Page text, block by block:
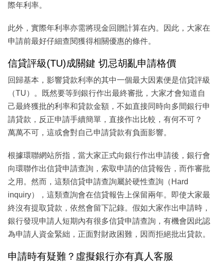
際年利率。
此外，實際年利率亦需將現金回贈計算在內。因此，大家在
申請前最好仔細查閱獲得相關優惠的條件。
信貸評級(TU)成關鍵 切忌胡亂申請格價
回歸基本，影響貸款利率的其中一個最大因素便是信貸評級
（TU）。既然要等到銀行作出最終審批，大家才會知道自
己最終獲批的利率和貸款金額，不如直接同時向多間銀行申
請貸款，反正申請手續簡單，直接作出比較，有何不可？
萬萬不可，這或會對自己申請貸款有負面影響。
根據環聯網站所指，當大家正式向銀行作出申請後，銀行會
向環聯作出信貸申請查詢，索取申請的信貸報告，而作審批
之用。然而，這類信貸申請查詢屬於硬性查詢（Hard
inquiry），這類查詢會在信貸報告上保留兩年。即使大家最
終沒有提取貸款，依然會留下記錄。假如大家作出申請時，
銀行發現申請人短期內有很多信貸申請查詢，有機會因此認
為申請人資金緊絀，正面對財政困難，因而拒絕批出貸款。
申請時有疑難？虛擬銀行亦有真人客服